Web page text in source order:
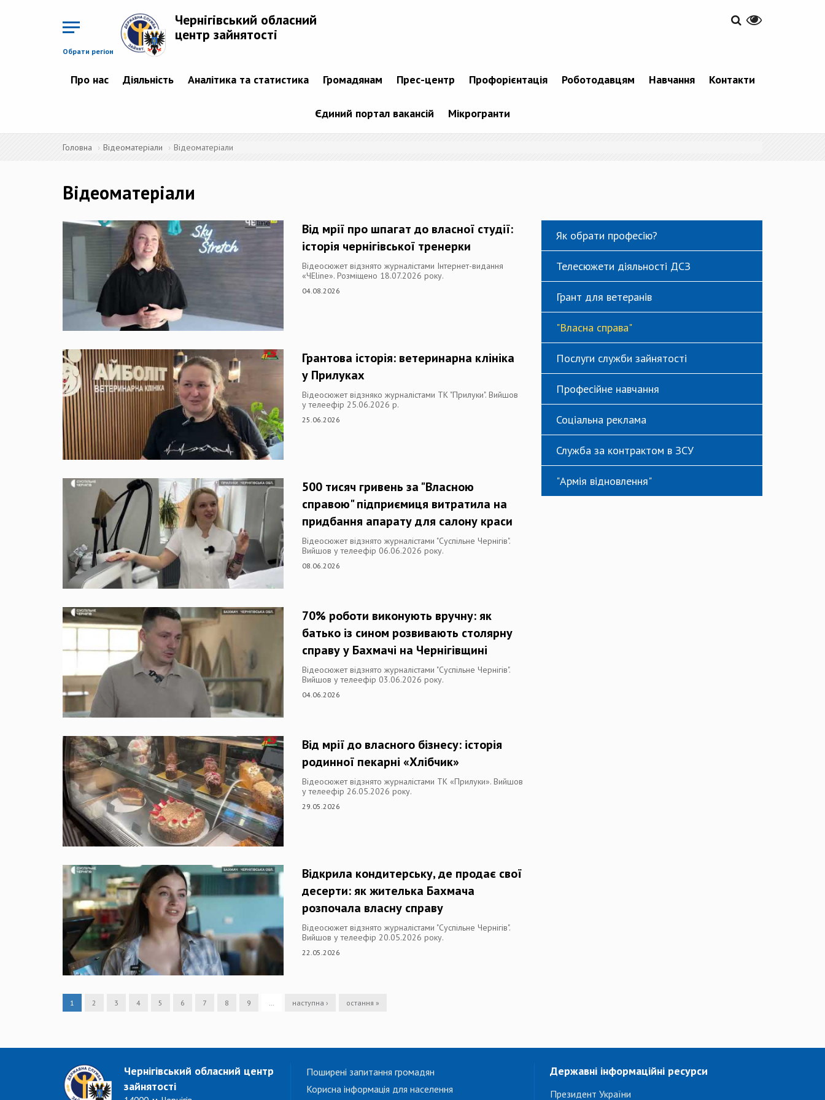
Обрати регіон
Чернігівський обласний
центр зайнятості
Про нас Діяльність Аналітика та статистика Громадянам Прес-центр Профорієнтація Роботодавцям Навчання Контакти
Єдиний портал вакансій Мікрогранти
Головна Відеоматеріали Відеоматеріали
Відеоматеріали
Від мрії про шпагат до власної студії:
історія чернігівської тренерки
Відеосюжет відзнято журналістами Інтернет-видання
«ЧЕline». Розміщено 18.07.2026 року.
04.08.2026
Грантова історія: ветеринарна клініка
у Прилуках
Відеосюжет відзняко журналістами ТК "Прилуки". Вийшов
у телеефір 25.06.2026 р.
25.06.2026
500 тисяч гривень за "Власною
справою" підприємиця витратила на
придбання апарату для салону краси
Відеосюжет відзнято журналістами "Суспільне Чернігів".
Вийшов у телеефір 06.06.2026 року.
08.06.2026
70% роботи виконують вручну: як
батько із сином розвивають столярну
справу у Бахмачі на Чернігівщині
Відеосюжет відзнято журналістами "Суспільне Чернігів".
Вийшов у телеефір 03.06.2026 року.
04.06.2026
Від мрії до власного бізнесу: історія
родинної пекарні «Хлібчик»
Відеосюжет відзнято журналістами ТК «Прилуки». Вийшов
у телеефір 26.05.2026 року.
29.05.2026
Відкрила кондитерську, де продає свої
десерти: як жителька Бахмача
розпочала власну справу
Відеосюжет відзнято журналістами "Суспільне Чернігів".
Вийшов у телеефір 20.05.2026 року.
22.05.2026
1 2 3 4 5 6 7 8 9 наступна › остання »
Як обрати професію?
Телесюжети діяльності ДСЗ
Грант для ветеранів
"Власна справа"
Послуги служби зайнятості
Професійне навчання
Соціальна реклама
Служба за контрактом в ЗСУ
"Армія відновлення"
Чернігівський обласний центр
зайнятості
Поширені запитання громадян
Корисна інформація для населення
Державні інформаційні ресурси
Президент України